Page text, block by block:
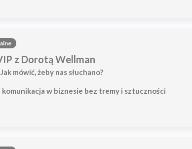
z Dorotą Wellman
Jak mówić, żeby nas słuchano?
w biznesie bez tremy i sztuczności